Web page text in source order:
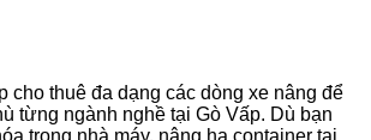
cho thuê đa dạng các dòng xe nâng để
từng ngành nghề tại Gò Vấp. Dù bạn